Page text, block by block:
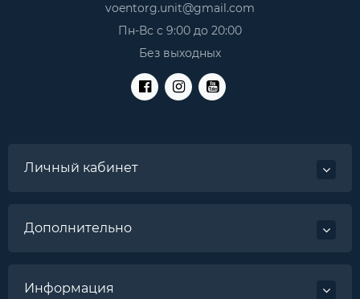
voentorg.unit@gmail.com
Пн-Вс с 9:00 до 20:00
Без выходных
Личный кабинет
Дополнительно
Информация